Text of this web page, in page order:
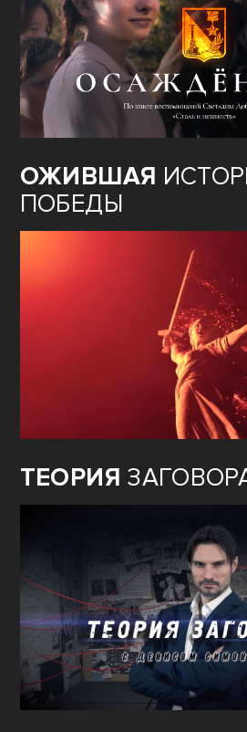
ОЖИВШАЯ
ПОБЕДЫ
ТЕОРИЯ